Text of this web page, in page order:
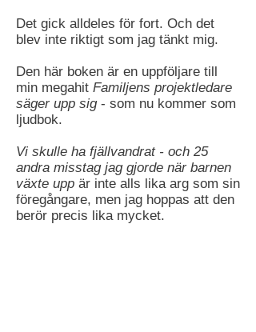
Det gick alldeles för fort. Och det
blev inte riktigt som jag tänkt mig.
Den här boken är en uppföljare till
min megahit Familjens projektledare
säger upp sig- som nu kommer som
ljudbok.
Vi skulle ha fjällvandrat - och 25
andra misstag jag gjorde när barnen
växte upp är inte alls lika arg som sin
föregångare, men jag hoppas att den
berör precis lika mycket.